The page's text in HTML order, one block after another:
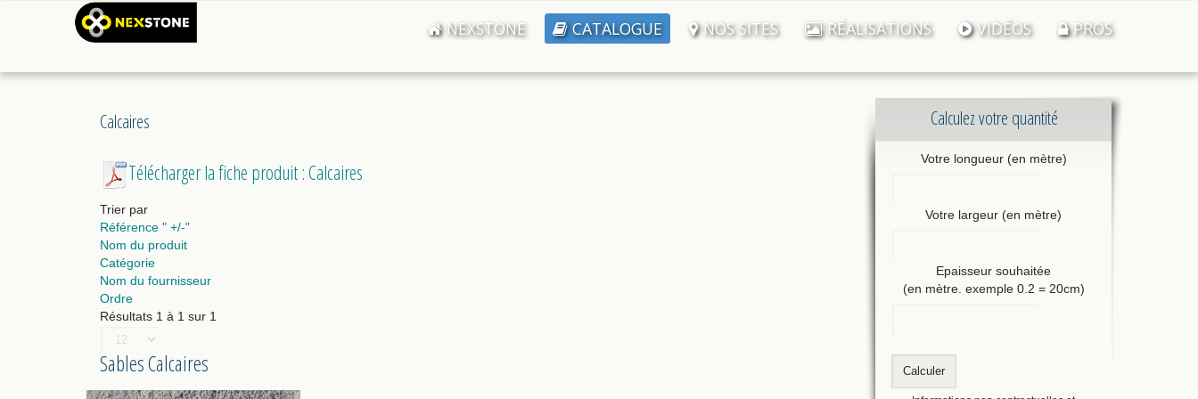
NEXSTONE CATALOGUE NOS SITES RÉALISATIONS VIDÉOS PROS
Calcaires
Télécharger la fiche produit : Calcaires
Trier par
Référence " +/-"
Nom du produit
Catégorie
Nom du fournisseur
Ordre
Résultats 1 à 1 sur 1
Sables Calcaires
Calculez votre quantité
Votre longueur (en mètre)
Votre largeur (en mètre)
Epaisseur souhaitée
(en mètre. exemple 0.2 = 20cm)